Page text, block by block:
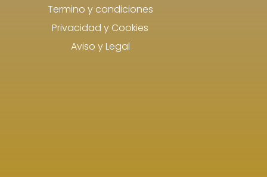
Termino y condiciones
Privacidad y Cookies
Aviso y Legal